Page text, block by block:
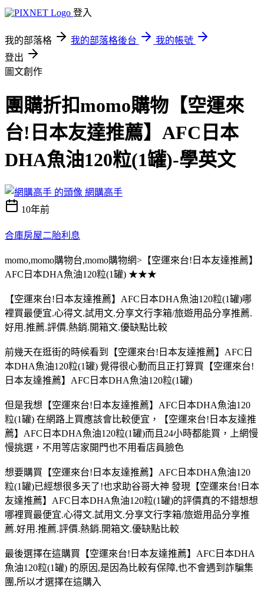
登入
我的部落格 我的部落格後台
我的帳號
登出
圖文創作
團購折扣momo購物【空運來
台!日本友達推薦】AFC日本
DHA魚油120粒(1罐)-學英文
網購高手
10年前
合庫房屋二胎利息
momo,momo購物台,momo購物網>【空運來台!日本友達推薦】
AFC日本DHA魚油120粒(1罐) ★★★
【空運來台!日本友達推薦】AFC日本DHA魚油120粒(1罐)哪
裡買最便宜.心得文.試用文.分享文行李箱/旅遊用品分享推薦.
好用.推薦.評價.熱銷.開箱文.優缺點比較
前幾天在逛街的時候看到【空運來台!日本友達推薦】AFC日
本DHA魚油120粒(1罐) 覺得很心動而且正打算買【空運來台!
日本友達推薦】AFC日本DHA魚油120粒(1罐)
但是我想【空運來台!日本友達推薦】AFC日本DHA魚油120
粒(1罐) 在網路上買應該會比較便宜，【空運來台!日本友達推
薦】AFC日本DHA魚油120粒(1罐)而且24小時都能買，上網慢
慢挑選，不用等店家開門也不用看店員臉色
想要購買【空運來台!日本友達推薦】AFC日本DHA魚油120
粒(1罐)已經想很多天了!也求助谷哥大神 發現【空運來台!日本
友達推薦】AFC日本DHA魚油120粒(1罐)的評價真的不錯想想
哪裡買最便宜.心得文.試用文.分享文行李箱/旅遊用品分享推
薦.好用.推薦.評價.熱銷.開箱文.優缺點比較
最後選擇在這購買【空運來台!日本友達推薦】AFC日本DHA
魚油120粒(1罐) 的原因,是因為比較有保障,也不會遇到詐騙集
團,所以才選擇在這購入